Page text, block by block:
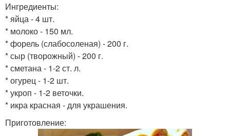
Ингредиенты:
* яйца - 4 шт.
* молоко - 150 мл.
* форель (слабосоленая) - 200 г.
* сыр (творожный) - 200 г.
* сметана - 1-2 ст. л.
* огурец - 1-2 шт.
* укроп - 1-2 веточки.
* икра красная - для украшения.
Приготовление: